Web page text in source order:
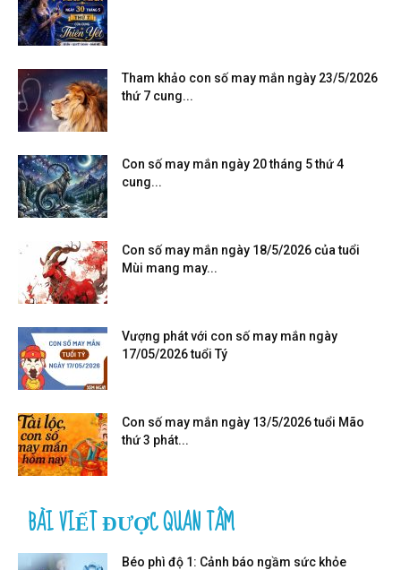
Tham khảo con số may mắn ngày 23/5/2026
thứ 7 cung...
Con số may mắn ngày 20 tháng 5 thứ 4
cung...
Con số may mắn ngày 18/5/2026 của tuổi
Mùi mang may...
Vượng phát với con số may mắn ngày
17/05/2026 tuổi Tý
Con số may mắn ngày 13/5/2026 tuổi Mão
thứ 3 phát...
BÀI VIẾT ĐƯỢC QUAN TÂM
Béo phì độ 1: Cảnh báo ngầm sức khỏe